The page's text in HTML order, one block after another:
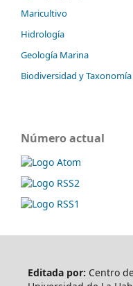
Maricultivo
Hidrología
Geología Marina
Biodiversidad y Taxonomía
Número actual
Editada por: Centro